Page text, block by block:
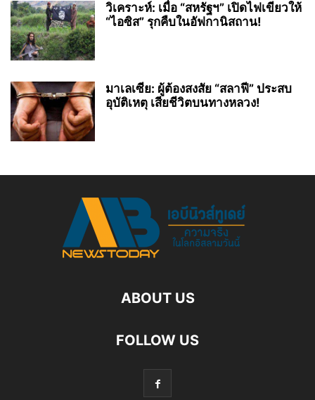
วิเคราะห์: เมื่อ “สหรัฐฯ” เปิดไฟเขียวให้
“ไอซิส” รุกคืบในอัฟกานิสถาน!
มาเลเซีย: ผู้ต้องสงสัย “สลาฟี” ประสบ
อุบัติเหตุ เสียชีวิตบนทางหลวง!
ABOUT US
FOLLOW US